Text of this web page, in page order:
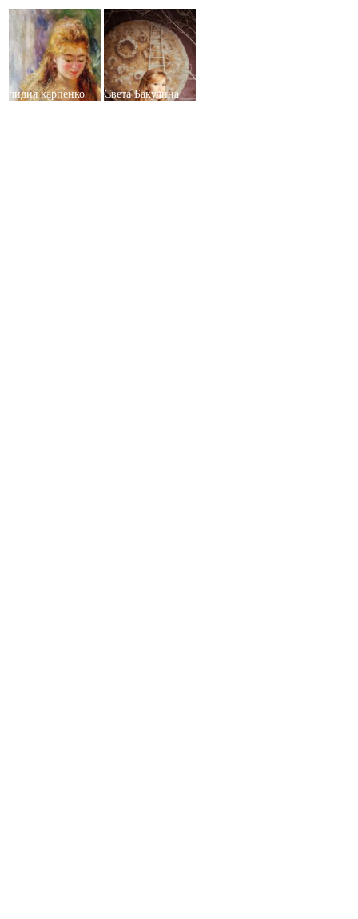
лидия карпенко Света Бакулина